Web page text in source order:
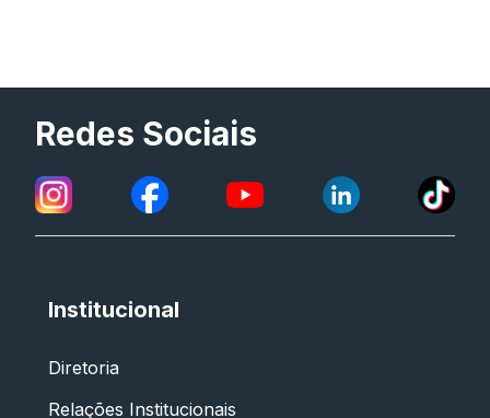
Redes Sociais
Institucional
Diretoria
Relações Institucionais